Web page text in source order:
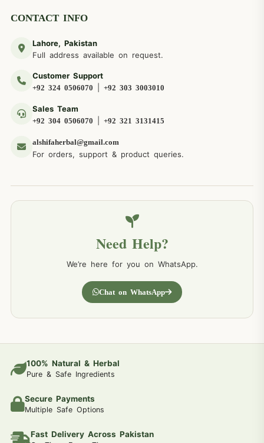
CONTACT INFO
Lahore, Pakistan
Full address available on request.
Customer Support
+92 324 0506070 +92 303 3003010
Sales Team
+92 304 0506070 +92 321 3131415
alshifaherbal@gmail.com
For orders, support & product queries.
Need Help?
We’re here for you on WhatsApp.
Chat on WhatsApp
100% Natural & Herbal
Pure & Safe Ingredients
Secure Payments
Multiple Safe Options
Fast Delivery Across Pakistan